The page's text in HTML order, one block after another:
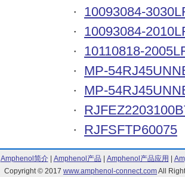
· 10093084-
· 10093084-
· 10110818-
· MP-
· MP-
·
· RJFSFTP60075
Amphenol简介| Amphenol产品 Amphenol产品应用
Copyright © 2017 www.amphenol-connect.comAll